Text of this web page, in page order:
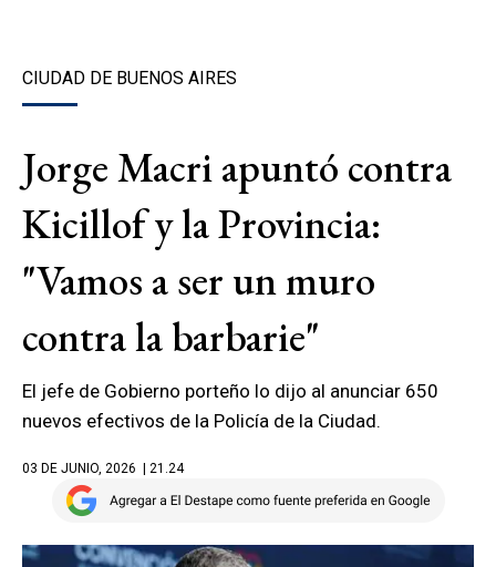
CIUDAD DE BUENOS AIRES
Jorge Macri apuntó contra
Kicillof y la Provincia:
"Vamos a ser un muro
contra la barbarie"
El jefe de Gobierno porteño lo dijo al anunciar 650
nuevos efectivos de la Policía de la Ciudad.
03 DE JUNIO, 2026 | 21.24